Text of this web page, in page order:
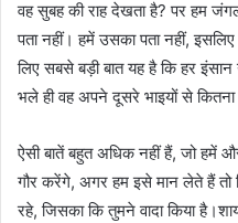
वह सुबह की राह देखता है? पर हम
पता नहीं। हमें उसका पता नहीं,
लिए सबसे बड़ी बात यह है कि हर
भले ही वह अपने दूसरे भाइयों से कितना
ऐसी बातें बहुत अधिक नहीं हैं, जो हमें
गौर करेंगे, अगर हम इसे मान लेते हैं तो
रहे, जिसका कि तुमने वादा किया